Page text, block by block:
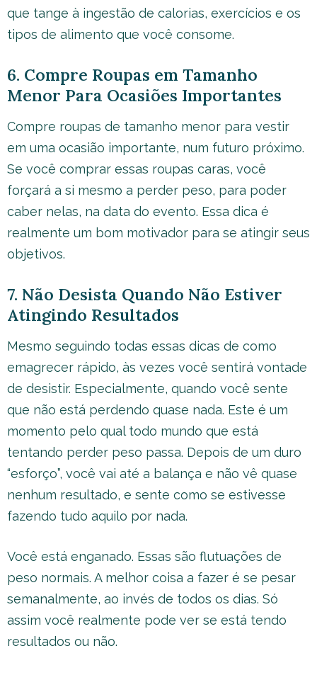
que tange à ingestão de calorias, exercícios e os
tipos de alimento que você consome.
6. Compre Roupas em Tamanho
Menor Para Ocasiões Importantes
Compre roupas de tamanho menor para vestir
em uma ocasião importante, num futuro próximo.
Se você comprar essas roupas caras, você
forçará a si mesmo a perder peso, para poder
caber nelas, na data do evento. Essa dica é
realmente um bom motivador para se atingir seus
objetivos.
7. Não Desista Quando Não Estiver
Atingindo Resultados
Mesmo seguindo todas essas dicas de como
emagrecer rápido, às vezes você sentirá vontade
de desistir. Especialmente, quando você sente
que não está perdendo quase nada. Este é um
momento pelo qual todo mundo que está
tentando perder peso passa. Depois de um duro
“esforço”, você vai até a balança e não vê quase
nenhum resultado, e sente como se estivesse
fazendo tudo aquilo por nada.
Você está enganado. Essas são flutuações de
peso normais. A melhor coisa a fazer é se pesar
semanalmente, ao invés de todos os dias. Só
assim você realmente pode ver se está tendo
resultados ou não.